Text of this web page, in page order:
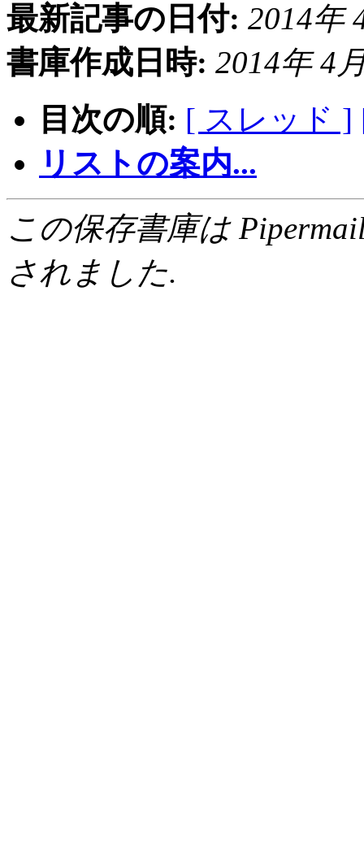
最新記事の日付: 2014年
書庫作成日時: 2014年 4
目次の順: [ スレッド ]
リストの案内...
この保存書庫は
されました.